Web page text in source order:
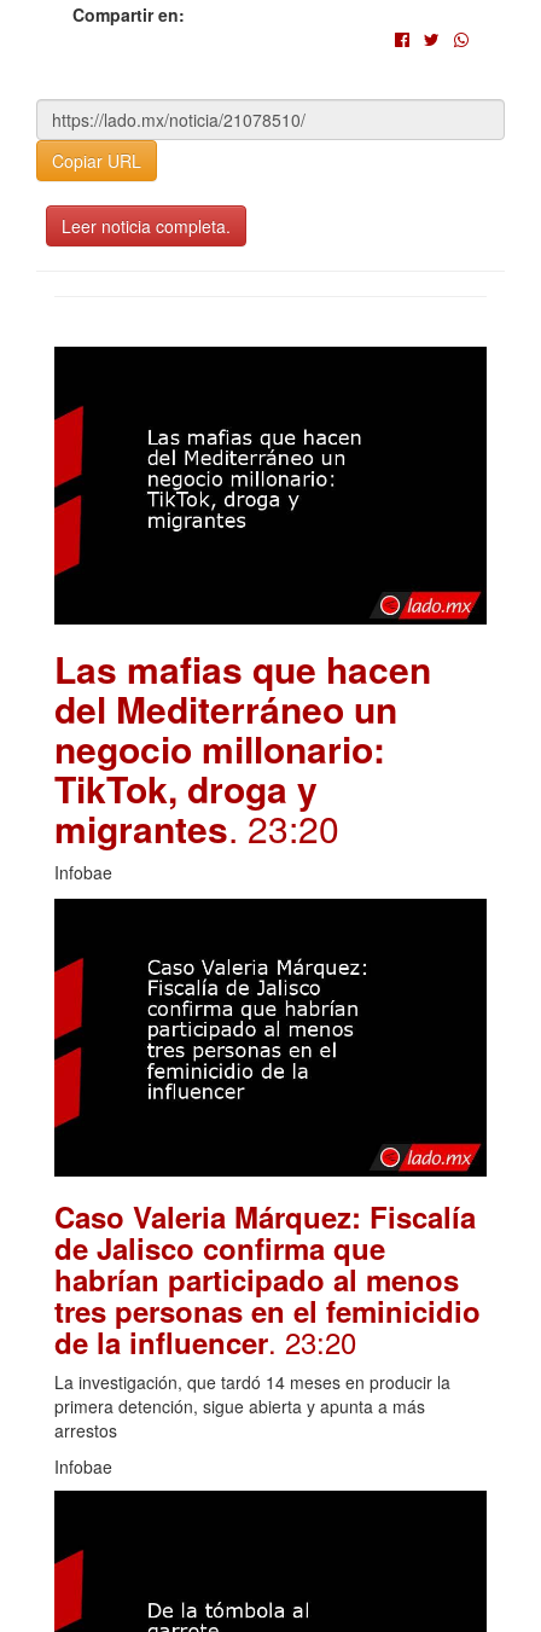
Compartir en:
Copiar URL
Leer noticia completa.
Las mafias que hacen
del Mediterráneo un
negocio millonario:
TikTok, droga y
migrantes. 23:20
Infobae
Caso Valeria Márquez: Fiscalía
de Jalisco confirma que
habrían participado al menos
tres personas en el feminicidio
de la influencer. 23:20
La investigación, que tardó 14 meses en producir la
primera detención, sigue abierta y apunta a más
arrestos
Infobae